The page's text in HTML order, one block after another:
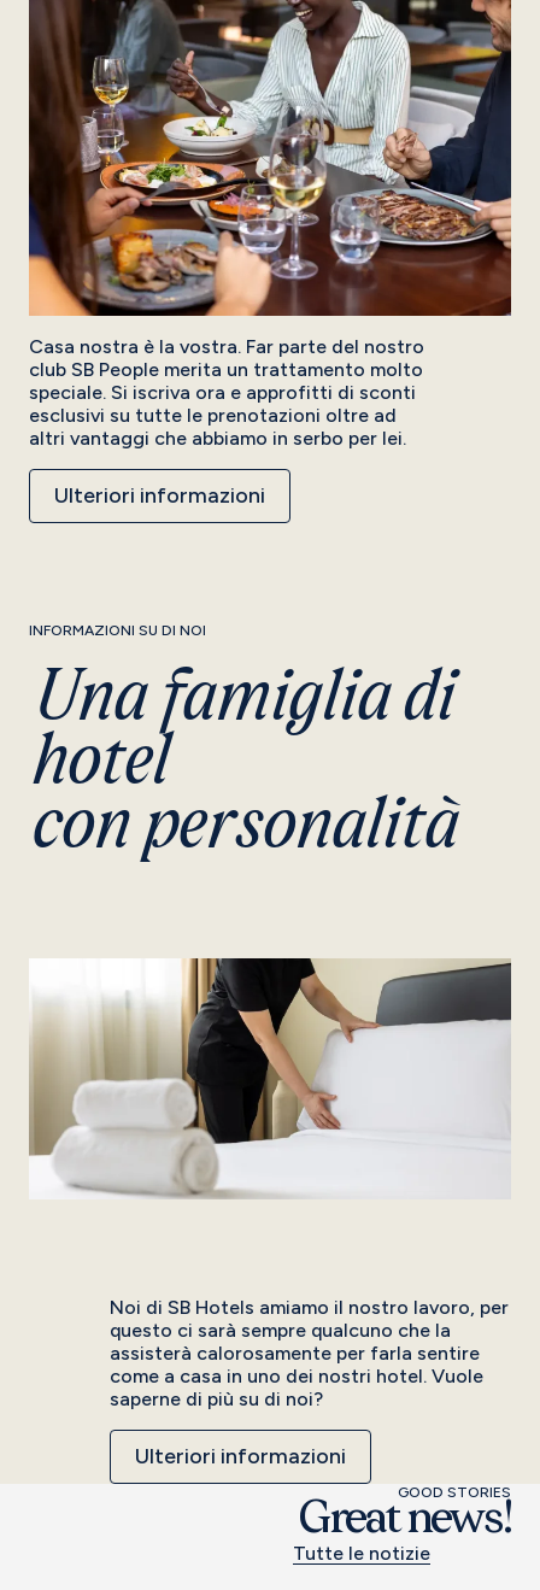
Casa nostra è la vostra. Far parte del nostro
club SB People merita un trattamento molto
speciale. Si iscriva ora e approfitti di sconti
esclusivi su tutte le prenotazioni oltre ad
altri vantaggi che abbiamo in serbo per lei.
Ulteriori informazioni
INFORMAZIONI SU DI NOI
Una famiglia di
hotel
con personalità
Noi di SB Hotels amiamo il nostro lavoro, per
questo ci sarà sempre qualcuno che la
assisterà calorosamente per farla sentire
come a casa in uno dei nostri hotel. Vuole
saperne di più su di noi?
Ulteriori informazioni
GOOD STORIES
Great news!
Tutte le notizie